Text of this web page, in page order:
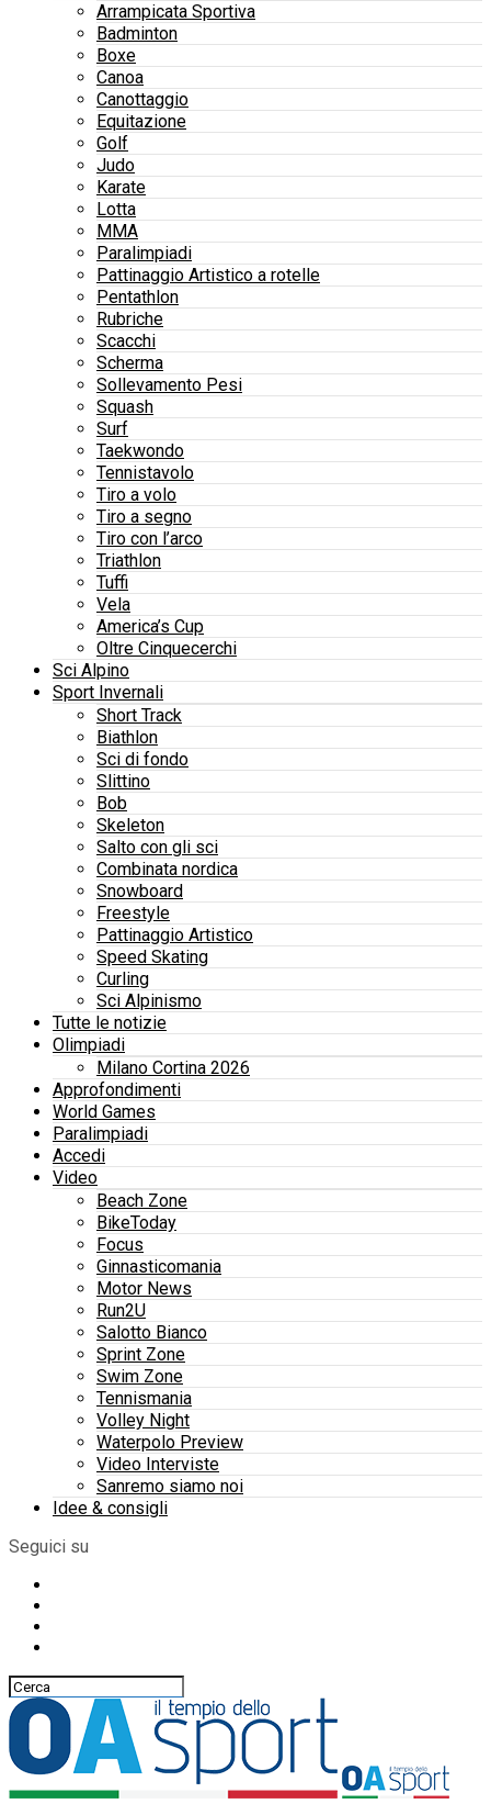
Arrampicata Sportiva
Badminton
Boxe
Canoa
Canottaggio
Equitazione
Golf
Judo
Karate
Lotta
MMA
Paralimpiadi
Pattinaggio Artistico a rotelle
Pentathlon
Rubriche
Scacchi
Scherma
Sollevamento Pesi
Squash
Surf
Taekwondo
Tennistavolo
Tiro a volo
Tiro a segno
Tiro con l’arco
Triathlon
Tuffi
Vela
America’s Cup
Oltre Cinquecerchi
Sci Alpino
Sport Invernali
Short Track
Biathlon
Sci di fondo
Slittino
Bob
Skeleton
Salto con gli sci
Combinata nordica
Snowboard
Freestyle
Pattinaggio Artistico
Speed Skating
Curling
Sci Alpinismo
Tutte le notizie
Olimpiadi
Milano Cortina 2026
Approfondimenti
World Games
Paralimpiadi
Accedi
Video
Beach Zone
BikeToday
Focus
Ginnasticomania
Motor News
Run2U
Salotto Bianco
Sprint Zone
Swim Zone
Tennismania
Volley Night
Waterpolo Preview
Video Interviste
Sanremo siamo noi
Idee & consigli
Seguici su